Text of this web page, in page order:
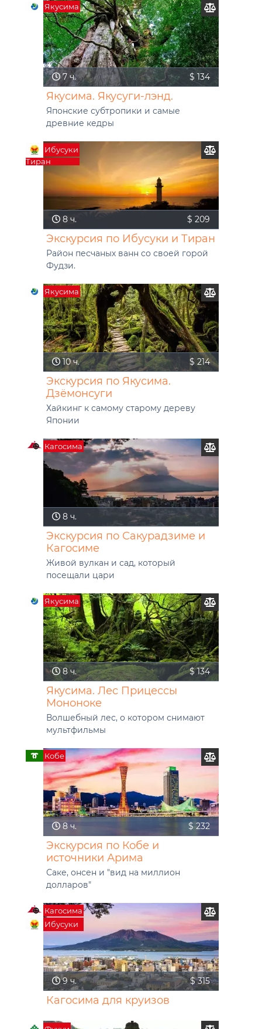
Якусима
7 ч. $ 134
Якусима. Якусуги-лэнд.
Японские субтропики и самые
древние кедры
Ибусуки
Тиран
8 ч. $ 209
Экскурсия по Ибусуки и Тиран
Район песчаных ванн со своей горой
Фудзи.
Якусима
10 ч. $ 214
Экскурсия по Якусима.
Дзёмонсуги
Хайкинг к самому старому дереву
Японии
Кагосима
8 ч.
Экскурсия по Сакурадзиме и
Кагосиме
Живой вулкан и сад, который
посещали цари
Якусима
8 ч. $ 134
Якусима. Лес Прицессы
Мононоке
Волшебный лес, о котором снимают
мультфильмы
Кобе
8 ч. $ 232
Экскурсия по Кобе и
источники Арима
Саке, онсен и "вид на миллион
долларов"
Кагосима
Ибусуки
9 ч. $ 315
Кагосима для круизов